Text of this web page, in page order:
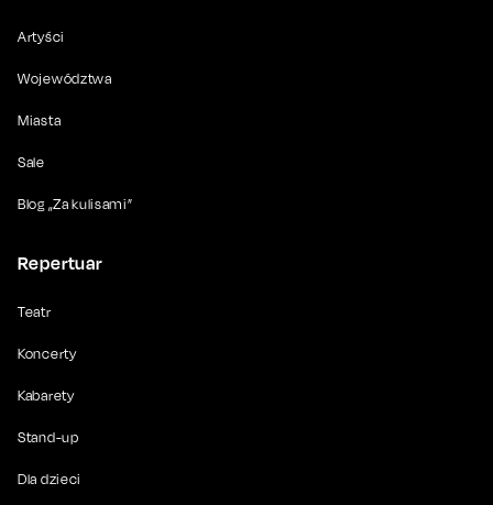
Artyści
Województwa
Miasta
Sale
Blog „Za kulisami”
Repertuar
Teatr
Koncerty
Kabarety
Stand-up
Dla dzieci